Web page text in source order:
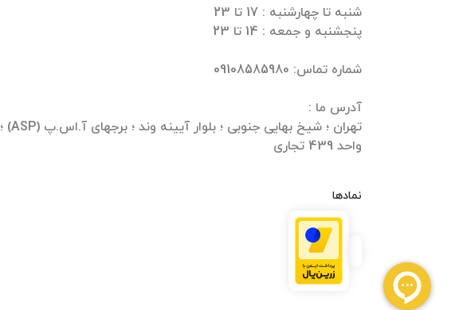
تهران ؛ شیخ بهایی جنوبی ؛ بلوار آیینه وند ؛ برجهای آ.اس.پ (ASP) ؛
واحد 439 تجاری
نمادها